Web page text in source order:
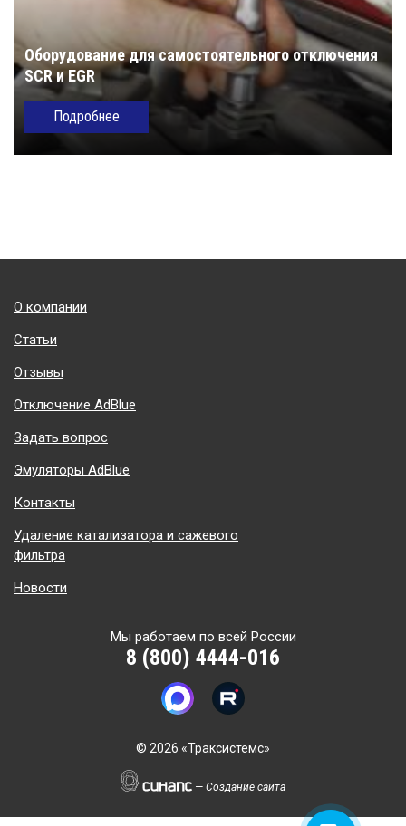
Оборудование для самостоятельного отключения
SCR и EGR
Подробнее
Подвал
О компании
Статьи
Отзывы
Отключение AdBlue
Задать вопрос
Эмуляторы AdBlue
Контакты
Удаление катализатора и сажевого
фильтра
Новости
Мы работаем по всей России
8 (800) 4444-016
© 2026 «Траксистемс»
— Создание сайта